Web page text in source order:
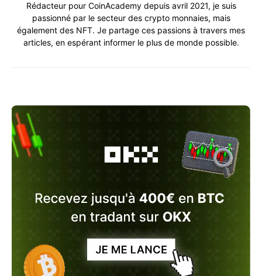
Rédacteur pour CoinAcademy depuis avril 2021, je suis
passionné par le secteur des crypto monnaies, mais
également des NFT. Je partage ces passions à travers mes
articles, en espérant informer le plus de monde possible.